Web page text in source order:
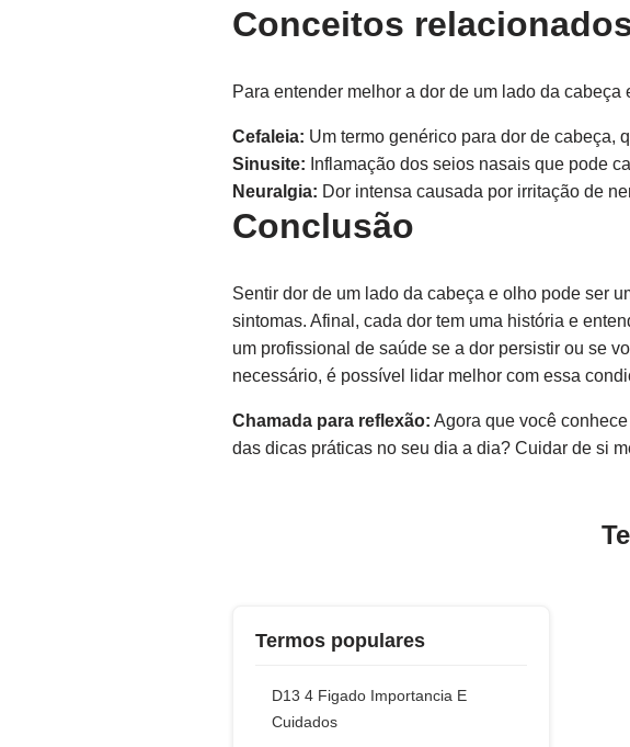
Conceitos
Para entender melhor a dor de um lado da
Cefaleia: Um termo genérico para dor de cabeça,
Sinusite: Inflamação dos seios nasais que pode
Neuralgia: Dor intensa causada por irritação de
Conclusão
Sentir dor de um lado da cabeça e olho pode ser
sintomas. Afinal, cada dor tem uma história e
um profissional de saúde se a dor persistir ou se
necessário, é possível lidar melhor com essa
Chamada para reflexão: Agora que você
das dicas práticas no seu dia a dia? Cuidar de si
Termos populares
D13 4 Figado Importancia E
Cuidados